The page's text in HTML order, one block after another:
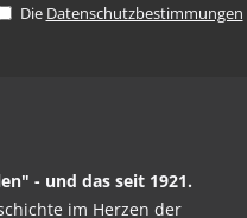
Die Datenschutzbestimmungen
- und das seit 1921.
im Herzen der